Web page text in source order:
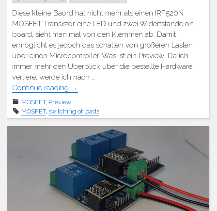
Diese kleine Baord hat nicht mehr als einen IRF520N
MOSFET Transistor eine LED und zwei Widertstände on
board, sieht man mal von den Klemmen ab. Damit
ermöglicht es jedoch das schalten von größeren Lasten
über einen Microcontroller. Was ist ein Preview: Da ich
immer mehr den Überblick über die bestellte Hardware
verliere, werde ich nach …
Continue reading "Preview
IRF520N
MOSFET
Board"
→
MOSFET, Preview
MOSFET, switching of loads